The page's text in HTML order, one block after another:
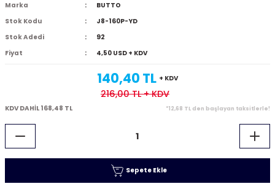
Marka
BUTTO
Stok Kodu
J8-160P-YD
Stok Adedi
92
Fiyat
4,50 USD + KDV
140,40 TL + KDV
216,00 TL+ KDV
KDV DAHİL 168,48 TL *12,68 TL den başlayan taksitlerle!
Sepete Ekle